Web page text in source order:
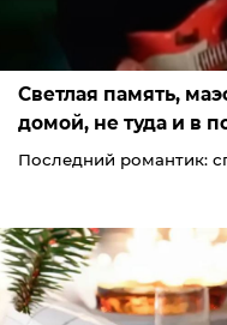
Светлая память,
домой, не туда и в
Последний романтик: